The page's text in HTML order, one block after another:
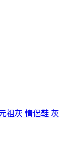
祖灰 情侶鞋